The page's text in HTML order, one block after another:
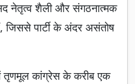
नेतृत्व शैली और संगठनात्मक
जिससे पार्टी के अंदर असंतोष
तृणमूल कांग्रेस के करीब एक